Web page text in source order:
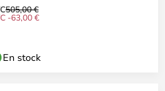
505,00 €
-63,00 €
En stock